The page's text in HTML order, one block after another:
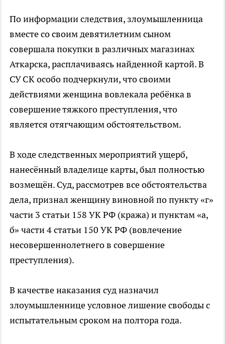
По информации следствия, злоумышленница
вместе со своим девятилетним сыном
совершала покупки в различных магазинах
Аткарска, расплачиваясь найденной картой. В
СУ СК особо подчеркнули, что своими
действиями женщина вовлекала ребёнка в
совершение тяжкого преступления, что
является отягчающим обстоятельством.
В ходе следственных мероприятий ущерб,
нанесённый владелице карты, был полностью
возмещён. Суд, рассмотрев все обстоятельства
дела, признал женщину виновной по пункту «г»
части 3 статьи 158 УК РФ (кража) и пунктам «а,
б» части 4 статьи 150 УК РФ (вовлечение
несовершеннолетнего в совершение
преступления).
В качестве наказания суд назначил
злоумышленнице условное лишение свободы с
испытательным сроком на полтора года.